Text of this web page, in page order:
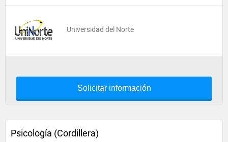
Universidad del Norte
Solicitar información
Psicología (Cordillera)